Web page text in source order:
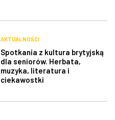
AKTUALNOŚCI
Spotkania z kultura brytyjską
dla seniorów. Herbata,
muzyka, literatura i
ciekawostki